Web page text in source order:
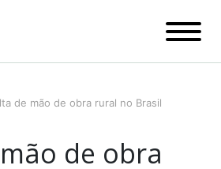
de mão de obra rural no Brasil
de obra